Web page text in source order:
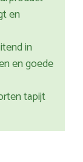
en
in
en goede
tapijt